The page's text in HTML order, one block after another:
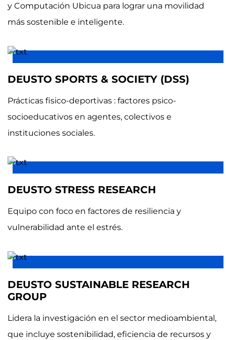
y Computación Ubicua para lograr una movilidad
más sostenible e inteligente.
DEUSTO SPORTS & SOCIETY (DSS)
Prácticas fisico-deportivas : factores psico-
socioeducativos en agentes, colectivos e
instituciones sociales.
DEUSTO STRESS RESEARCH
Equipo con foco en factores de resiliencia y
vulnerabilidad ante el estrés.
DEUSTO SUSTAINABLE RESEARCH
GROUP
Lidera la investigación en el sector medioambiental,
que incluye sostenibilidad, eficiencia de recursos y